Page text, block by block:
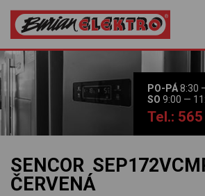
PO-PÁ8:30
SO 9:00 —
Tel.:
SENCOR
ČERVENÁ